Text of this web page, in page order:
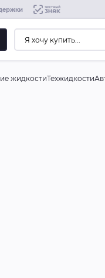
жидкостиТехжидкости